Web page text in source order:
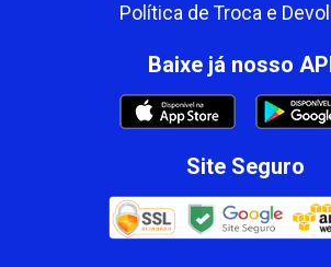
Política de Troca e
Baixe já nosso
Site Seguro